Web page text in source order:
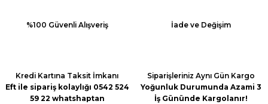
Ürün bilgilerinde hatalar bulunuyor.
%100 Güvenli Alışveriş İade ve Değişim
Kredi Kartına Taksit İmkanı
Eft ile sipariş kolaylığı 0542 524
59 22 whatshaptan
Siparişleriniz Aynı Gün Kargo
Yoğunluk Durumunda Azami 3
İş Gününde Kargolanır!